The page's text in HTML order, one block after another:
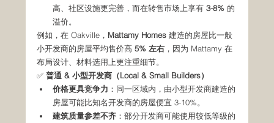
高、社区设施更完善，而在转售市场上享有 3-8% 的
溢价。
例如，在 Oakville， Mattamy Homes 建造的房屋比一般
小开发商的房屋平均售价高 5% 左右 ，因为 Mattamy 在
布局设计、材料选用上更注重细节。
✅ 普通 & 小型开发商（Local & Small Builders）
价格更具竞争力 ：同一区域内，由小型开发商建造的
房屋可能比知名开发商的房屋便宜 3-10%。
建筑质量参差不齐 ：部分开发商可能使用较低等级的